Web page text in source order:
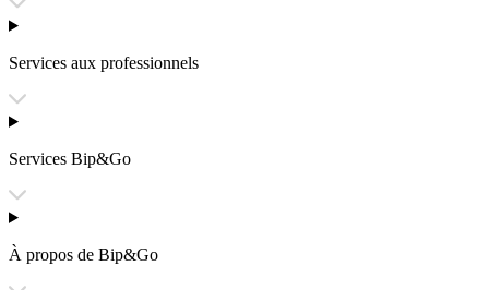
Services aux professionnels
Services Bip&Go
À propos de Bip&Go